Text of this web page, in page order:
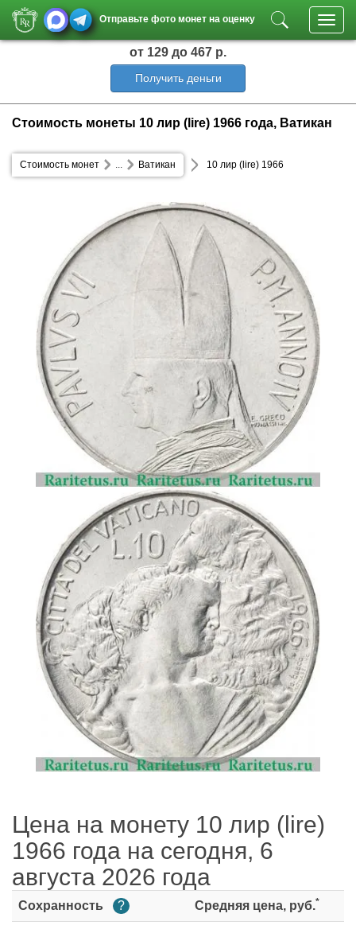
Отправьте фото монет на оценку
от 129 до 467 р.
Получить деньги
Стоимость монеты 10 лир (lire) 1966 года, Ватикан
Стоимость монет Ватикан
... 10 лир (lire) 1966
Цена на монету 10 лир (lire)
1966 года на сегодня, 6
августа 2026 года
Сохранность ? Средняя цена, руб.*